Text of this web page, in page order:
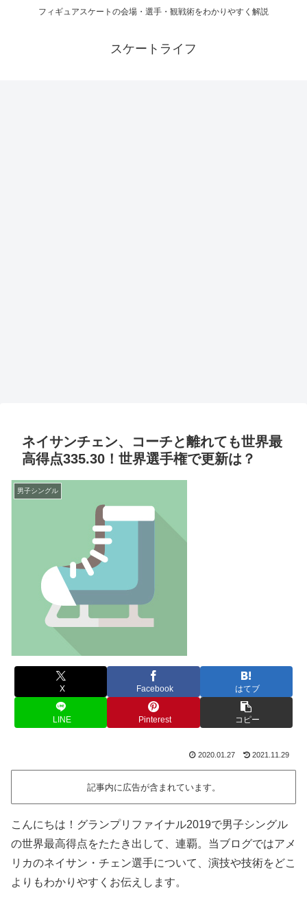
フィギュアスケートの会場・選手・観戦術をわかりやすく解説
スケートライフ
ネイサンチェン、コーチと離れても世界最
高得点335.30！世界選手権で更新は？
男子シングル
X Facebook はてブ
LINE Pinterest コピー
2020.01.27 2021.11.29
記事内に広告が含まれています。
こんにちは！グランプリファイナル2019で男子シングル
の世界最高得点をたたき出して、連覇。当ブログではアメ
リカのネイサン・チェン選手について、演技や技術をどこ
よりもわかりやすくお伝えします。